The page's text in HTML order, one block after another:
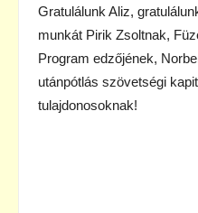
Gratulálunk Aliz,
munkát Pirik Zsoltnak,
Program edzőjének,
utánpótlás szövetségi
tulajdonosoknak!